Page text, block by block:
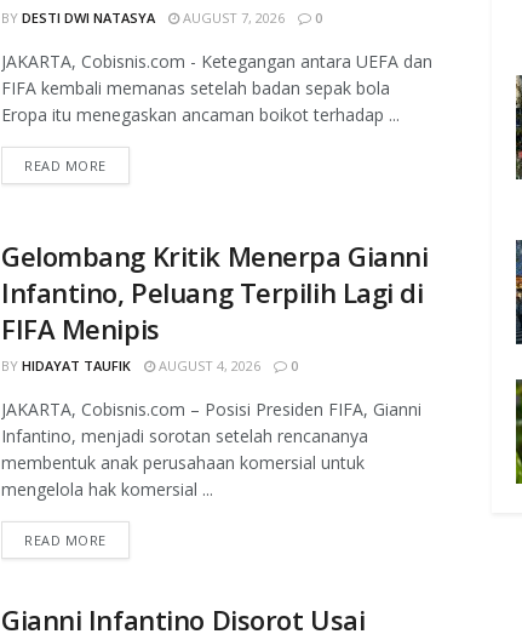
BY DESTI DWI NATASYA AUGUST 7, 2026 0
JAKARTA, Cobisnis.com - Ketegangan antara UEFA dan
FIFA kembali memanas setelah badan sepak bola
Eropa itu menegaskan ancaman boikot terhadap ...
READ MORE
Gelombang Kritik Menerpa Gianni
Infantino, Peluang Terpilih Lagi di
FIFA Menipis
BY HIDAYAT TAUFIK AUGUST 4, 2026 0
JAKARTA, Cobisnis.com – Posisi Presiden FIFA, Gianni
Infantino, menjadi sorotan setelah rencananya
membentuk anak perusahaan komersial untuk
mengelola hak komersial ...
READ MORE
Gianni Infantino Disorot Usai